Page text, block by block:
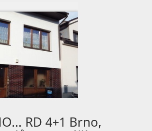
RD 4+1 Brno,